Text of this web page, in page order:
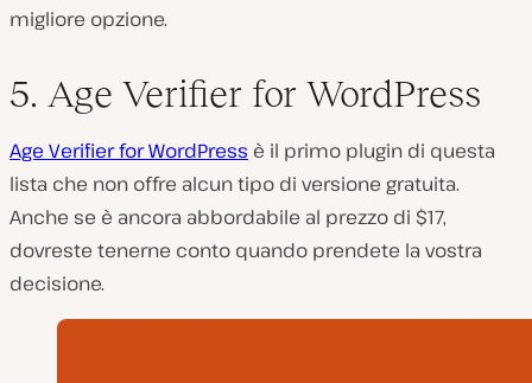
migliore opzione.
5. Age Verifier for WordPress
Age Verifier for WordPress è il primo plugin di questa
lista che non offre alcun tipo di versione gratuita.
Anche se è ancora abbordabile al prezzo di $17,
dovreste tenerne conto quando prendete la vostra
decisione.